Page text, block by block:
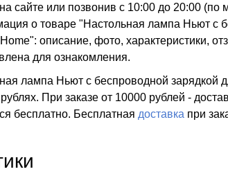
сайте или позвонив с 10:00 до 20:00
о товаре "Настольная лампа Ньют с
описание, фото, характеристики,
для ознакомления.
лампа Ньют с беспроводной зарядкой
При заказе от 10000 рублей -
бесплатно. Бесплатная доставка при